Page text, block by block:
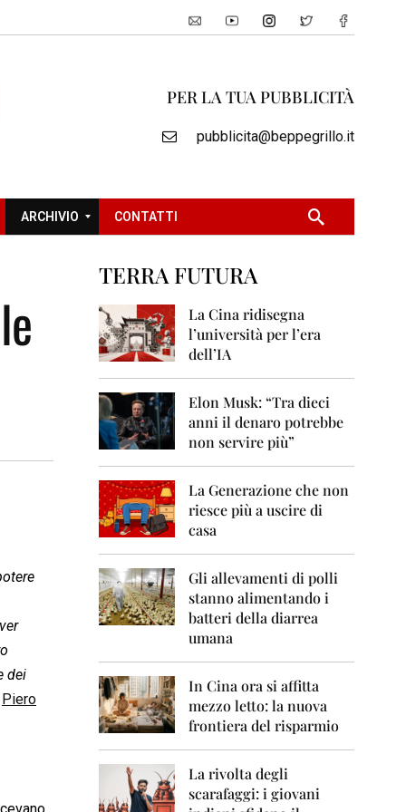
PER LA TUA PUBBLICITÀ
pubblicita@beppegrillo.it
ARCHIVIO
0
5
2
0
2
9
CONTATTI
dei
Piero
TERRA FUTURA
La Cina ridisegna
l’università per l’era
dell’IA
Elon Musk: “Tra dieci
anni il denaro potrebbe
non servire più”
La Generazione che non
riesce più a uscire di
casa
Gli allevamenti di polli
stanno alimentando i
batteri della diarrea
umana
In Cina ora si affitta
mezzo letto: la nuova
frontiera del risparmio
La rivolta degli
scarafaggi: i giovani